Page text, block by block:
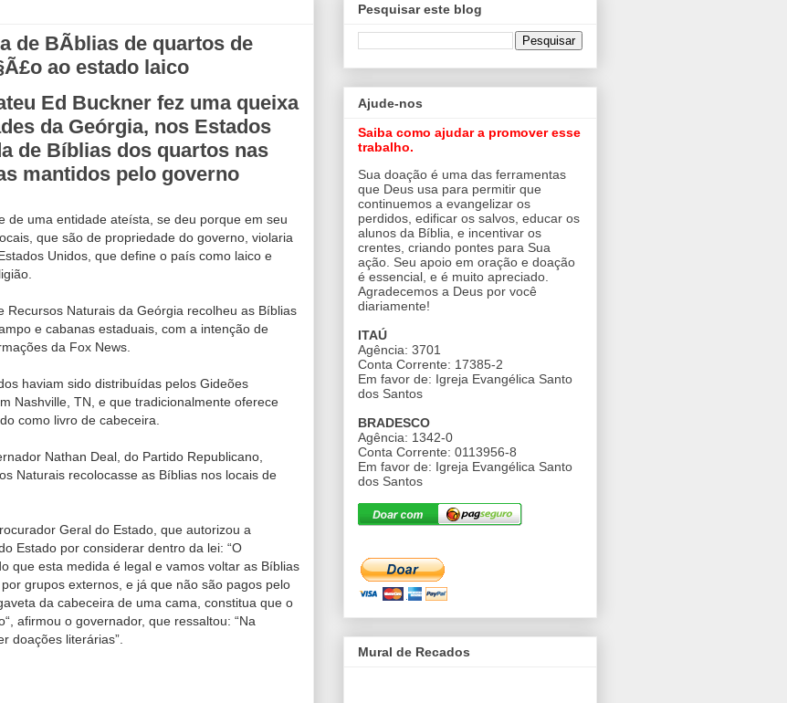
de BÃ­blias de quartos de
ao estado laico
Ed Buckner fez uma queixa
da Geórgia, nos Estados
de Bíblias dos quartos nas
mantidos pelo governo
de uma entidade ateísta, se deu porque em seu
que são de propriedade do governo, violaria
Unidos, que define o país como laico e
Recursos Naturais da Geórgia recolheu as Bíblias
e cabanas estaduais, com a intenção de
da Fox News.
haviam sido distribuídas pelos Gideões
Nashville, TN, e que tradicionalmente oferece
como livro de cabeceira.
Nathan Deal, do Partido Republicano,
Naturais recolocasse as Bíblias nos locais de
Geral do Estado, que autorizou a
Estado por considerar dentro da lei: “O
que esta medida é legal e vamos voltar as Bíblias
grupos externos, e já que não são pagos pelo
da cabeceira de uma cama, constitua que o
afirmou o governador, que ressaltou: “Na
doações literárias”.
Pesquisar este blog
Ajude-nos
Saiba como ajudar a promover esse
trabalho.
Sua doação é uma das ferramentas
que Deus usa para permitir que
continuemos a evangelizar os
perdidos, edificar os salvos, educar os
alunos da Bíblia, e incentivar os
crentes, criando pontes para Sua
ação. Seu apoio em oração e doação
é essencial, e é muito apreciado.
Agradecemos a Deus por você
diariamente!
ITAÚ
Agência: 3701
Conta Corrente: 17385-2
Em favor de: Igreja Evangélica Santo
dos Santos
BRADESCO
Agência: 1342-0
Conta Corrente: 0113956-8
Em favor de: Igreja Evangélica Santo
dos Santos
Mural de Recados